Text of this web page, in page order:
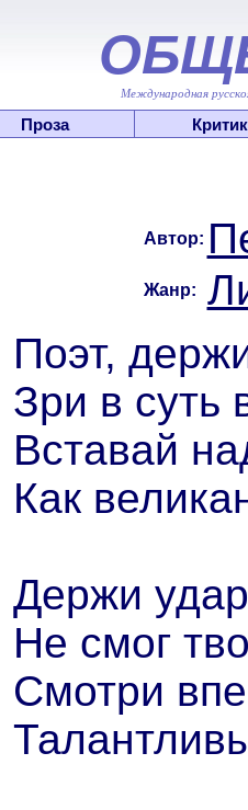
Международная
Проза
Автор:
Жанр:
Поэт,
Зри в суть
Вставай
Как
Держи
Не смог
Смотри